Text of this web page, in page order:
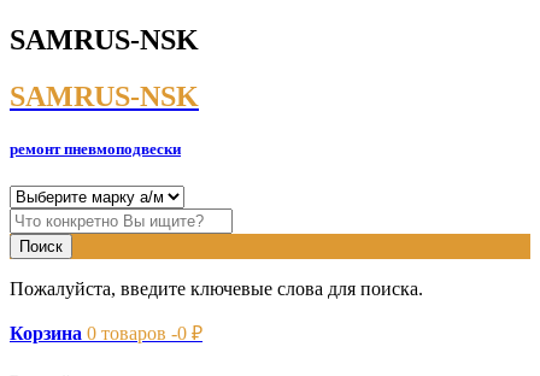
SAMRUS-NSK
SAMRUS-NSK
ремонт пневмоподвески
Пожалуйста, введите ключевые слова для поиска.
Корзина 0 товаров -0 ₽